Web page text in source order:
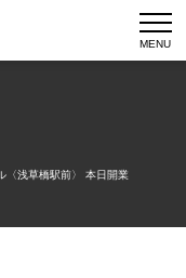
MENU
〈浅草橋駅前〉 本日開業